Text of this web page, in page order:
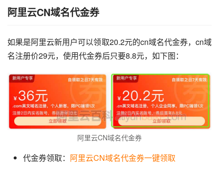
阿里云CN域名代金券
如果是阿里云新用户可以领取20.2元的cn域名代金券，cn域
名注册价29元，使用代金券后只要8.8元，如下图：
阿里云CN域名代金券
代金券领取： 阿里云CN域名代金券一键领取